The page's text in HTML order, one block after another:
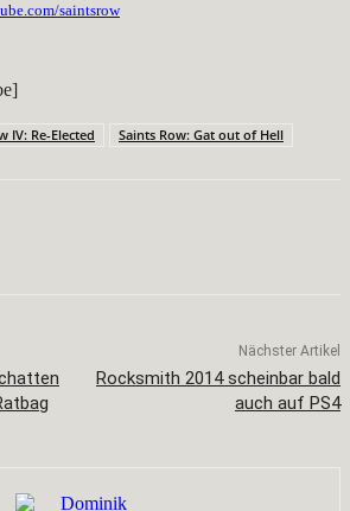
saintsrow
IV: Re-Elected Saints Row: Gat out of Hell
Nächster Artikel
Rocksmith 2014 scheinbar bald
auch auf PS4